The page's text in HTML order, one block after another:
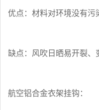
优点：材料对环境没有污
缺点：风吹日晒易开裂、
航空铝合金衣架挂钩：